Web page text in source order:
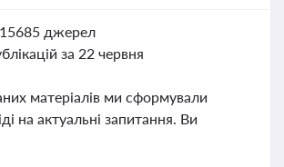
15685 джерел
за 22 червня
матеріалів ми сформували
на актуальні запитання. Ви